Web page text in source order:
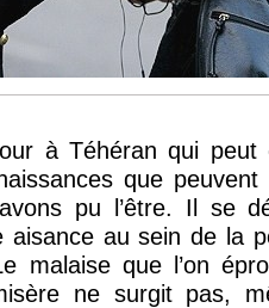
à Téhéran qui
que
pu l’être. Il se
aisance au sein de la
malaise que l’on
ne surgit pas,